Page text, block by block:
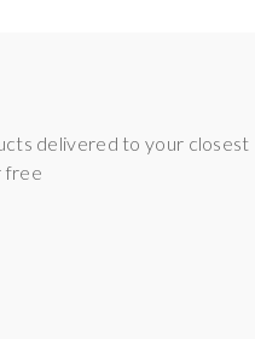
mit 2 ml
du nach Belieben von
delivered to your closest
free